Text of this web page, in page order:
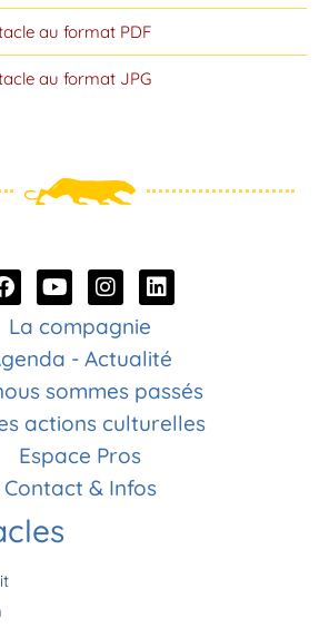
au format PDF
au format JPG
La compagnie
- Actualité
sommes passés
actions culturelles
Espace Pros
Contact & Infos